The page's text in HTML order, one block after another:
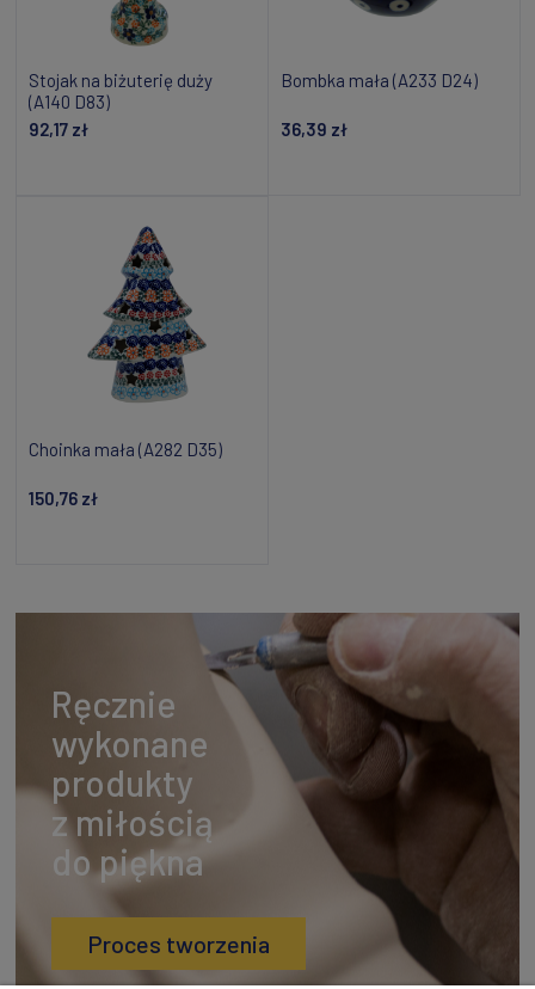
Stojak na biżuterię duży
(A140 D83)
92,17 zł
Bombka mała (A233 D24)
36,39 zł
Choinka mała (A282 D35)
150,76 zł
Ręcznie
wykonane
produkty
z miłością
do piękna
Proces tworzenia